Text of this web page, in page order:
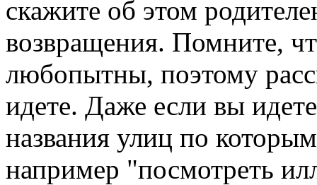
скажите об этом
возвращения. Помните,
любопытны, поэтому
идете. Даже если вы
названия улиц по
например "посмотреть